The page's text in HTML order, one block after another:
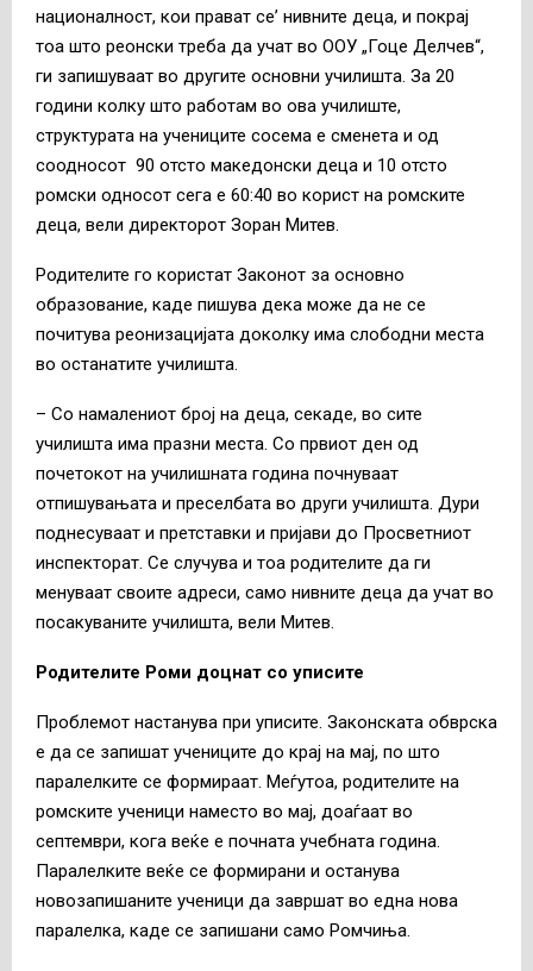
националност, кои прават се’ нивните деца, и покрај
тоа што реонски треба да учат во ООУ „Гоце Делчев“,
ги запишуваат во другите основни училишта. За 20
години колку што работам во ова училиште,
структурата на учениците сосема е сменета и од
соодносот 90 отсто македонски деца и 10 отсто
ромски односот сега е 60:40 во корист на ромските
деца, вели директорот Зоран Митев.
Родителите го користат Законот за основно
образование, каде пишува дека може да не се
почитува реонизацијата доколку има слободни места
во останатите училишта.
– Со намалениот број на деца, секаде, во сите
училишта има празни места. Со првиот ден од
почетокот на училишната година почнуваат
отпишувањата и преселбата во други училишта. Дури
поднесуваат и претставки и пријави до Просветниот
инспекторат. Се случува и тоа родителите да ги
менуваат своите адреси, само нивните деца да учат во
посакуваните училишта, вели Митев.
Родителите Роми доцнат со уписите
Проблемот настанува при уписите. Законската обврска
е да се запишат учениците до крај на мај, по што
паралелките се формираат. Меѓутоа, родителите на
ромските ученици наместо во мај, доаѓаат во
септември, кога веќе е почната учебната година.
Паралелките веќе се формирани и останува
новозапишаните ученици да завршат во една нова
паралелка, каде се запишани само Ромчиња.